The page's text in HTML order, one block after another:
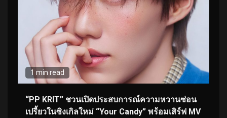
1 min read
“PP KRIT” ชวนเปิดประสบการณ์ความหวานซ่อน
เปรี้ยวในซิงเกิลใหม่ “Your Candy” พร้อมเสิร์ฟ MV